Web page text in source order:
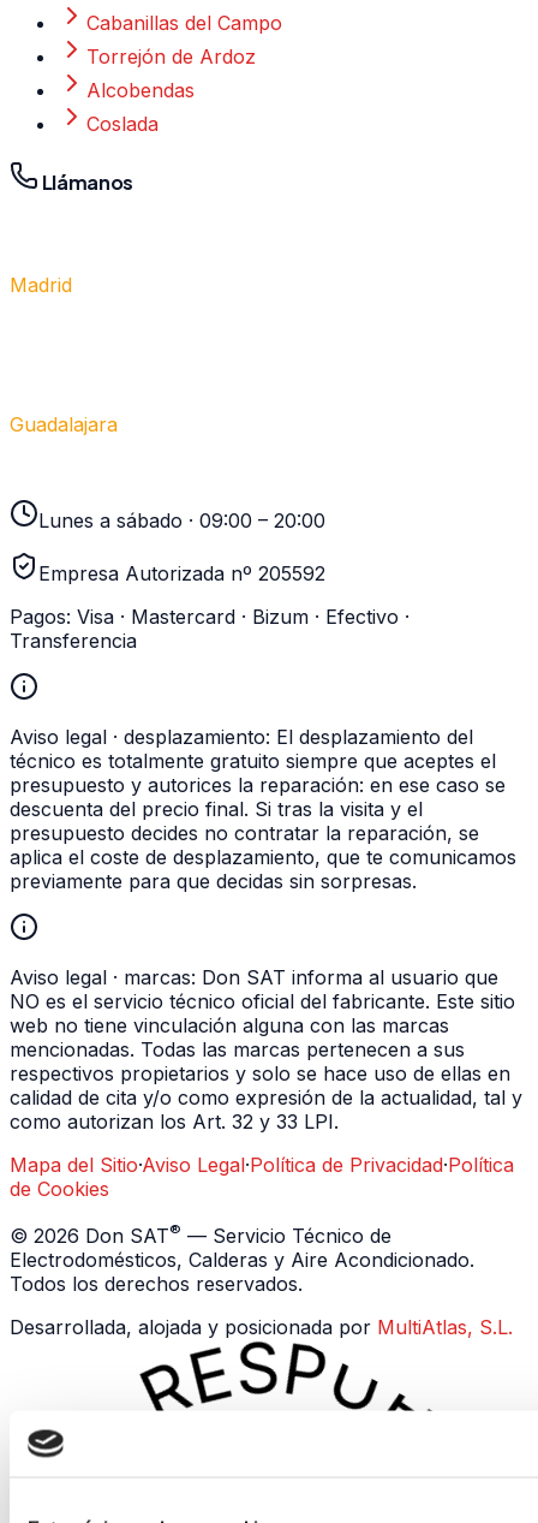
Cabanillas del Campo
Torrejón de Ardoz
Alcobendas
Coslada
Llámanos
Madrid
Guadalajara
Lunes a sábado · 09:00 – 20:00
Empresa Autorizada nº 205592
Pagos: Visa · Mastercard · Bizum · Efectivo ·
Transferencia
Aviso legal · desplazamiento: El desplazamiento del
técnico es totalmente gratuito siempre que aceptes el
presupuesto y autorices la reparación: en ese caso se
descuenta del precio final. Si tras la visita y el
presupuesto decides no contratar la reparación, se
aplica el coste de desplazamiento, que te comunicamos
previamente para que decidas sin sorpresas.
Aviso legal · marcas: Don SAT informa al usuario que
NO es el servicio técnico oficial del fabricante. Este sitio
web no tiene vinculación alguna con las marcas
mencionadas. Todas las marcas pertenecen a sus
respectivos propietarios y solo se hace uso de ellas en
calidad de cita y/o como expresión de la actualidad, tal y
como autorizan los Art. 32 y 33 LPI.
Mapa del Sitio·Aviso Legal·Política de Privacidad·Política
de Cookies
© 2026 Don SAT® — Servicio Técnico de
Electrodomésticos, Calderas y Aire Acondicionado.
Todos los derechos reservados.
Desarrollada, alojada y posicionada por MultiAtlas, S.L.